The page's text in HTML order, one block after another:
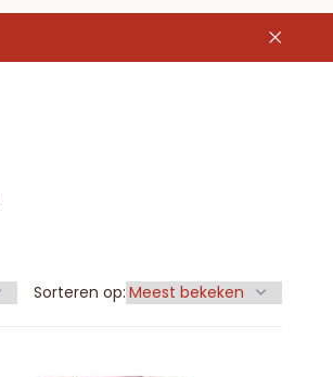
Sorteren op: